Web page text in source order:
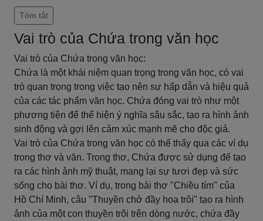
Tóm tắt
Vai trò của Chứa trong văn học
Vai trò của Chứa trong văn học:
Chứa là một khái niệm quan trọng trong văn học, có vai
trò quan trọng trong việc tạo nên sự hấp dẫn và hiệu quả
của các tác phẩm văn học. Chứa đóng vai trò như một
phương tiện để thể hiện ý nghĩa sâu sắc, tạo ra hình ảnh
sinh động và gợi lên cảm xúc mạnh mẽ cho độc giả.
Vai trò của Chứa trong văn học có thể thấy qua các ví dụ
trong thơ và văn. Trong thơ, Chứa được sử dụng để tạo
ra các hình ảnh mỹ thuật, mang lại sự tươi đẹp và sức
sống cho bài thơ. Ví dụ, trong bài thơ "Chiều tím" của
Hồ Chí Minh, câu "Thuyền chở đầy hoa trôi" tạo ra hình
ảnh của một con thuyền trôi trên dòng nước, chứa đầy